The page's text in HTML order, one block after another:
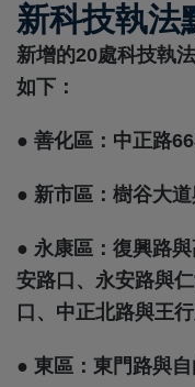
新科技執法
新增的20處科技執
如下：
● 善化區：中正路
● 新市區：樹谷大道
● 永康區：復興路
安路口、永安路與
口、中正北路與王
● 東區：東門路與